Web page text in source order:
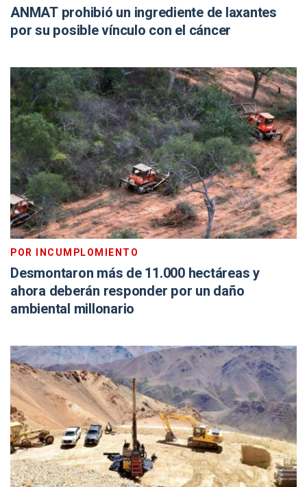
ANMAT prohibió un ingrediente de laxantes
por su posible vínculo con el cáncer
POR INCUMPLOMIENTO
Desmontaron más de 11.000 hectáreas y
ahora deberán responder por un daño
ambiental millonario